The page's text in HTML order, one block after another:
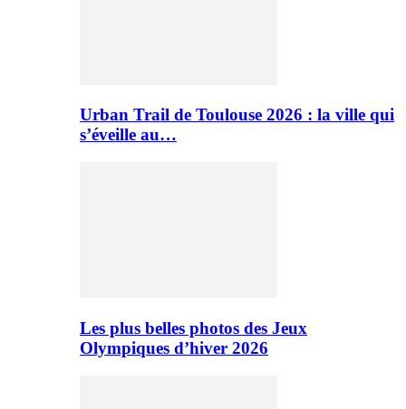
Urban Trail de Toulouse 2026 : la ville qui
s’éveille au…
Les plus belles photos des Jeux
Olympiques d’hiver 2026